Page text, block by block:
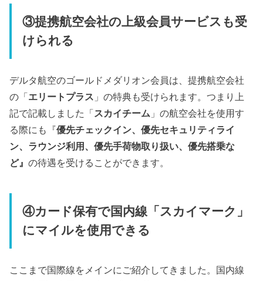
③提携航空会社の上級会員サービスも受
けられる
デルタ航空のゴールドメダリオン会員は、提携航空会社
の「エリートプラス 」の特典も受けられます。つまり上
記で記載しました「スカイチーム 」の航空会社を使用す
る際にも『優先チェックイン、優先セキュリティライ
ン、ラウンジ利用、優先手荷物取り扱い、優先搭乗な
ど』の待遇を受けることができます。
④カード保有で国内線「スカイマーク」
にマイルを使用できる
ここまで国際線をメインにご紹介してきました。国内線